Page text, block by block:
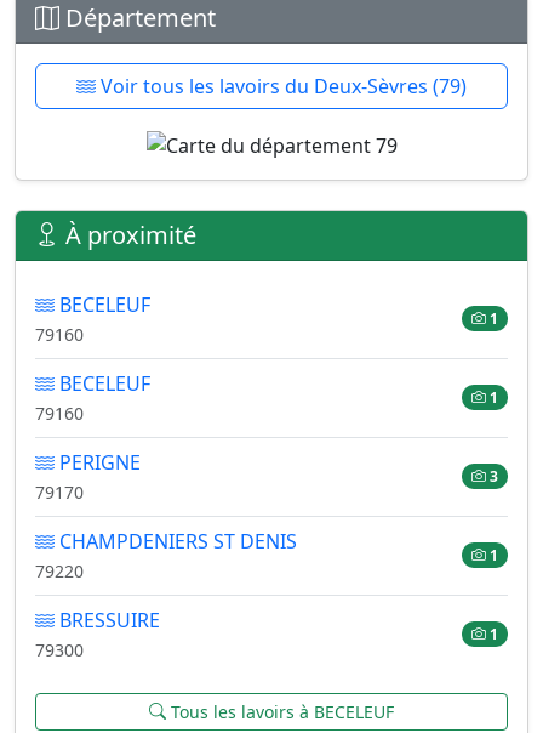
Département
Voir tous les lavoirs du Deux-Sèvres (79)
À proximité
BECELEUF
79160
1
BECELEUF
79160
1
PERIGNE
79170
3
CHAMPDENIERS ST DENIS
79220
1
BRESSUIRE
79300
1
Tous les lavoirs à BECELEUF